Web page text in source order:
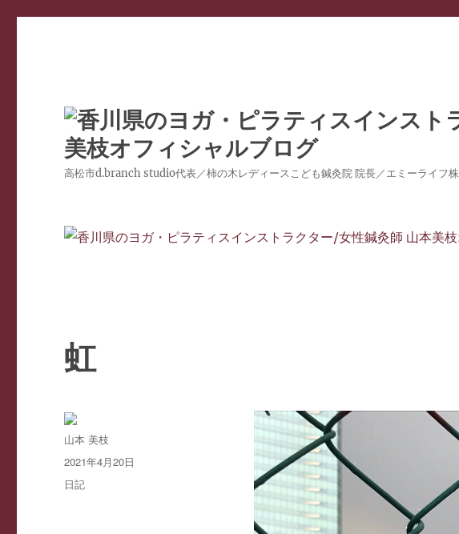
高松市d.branch studio代表／柿の木レディースこども鍼灸院 院長／エミーライフ
虹
投
稿
山本 美枝
投
稿
日:
2021年4月20日
カ
日記